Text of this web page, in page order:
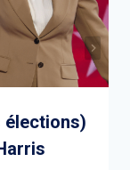
élections)